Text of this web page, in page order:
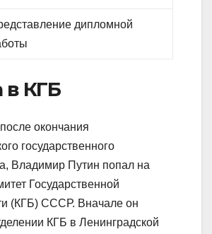
дипломной
в КГБ
окончания
государственного
Владимир Путин попал на
Государственной
(КГБ) СССР. Вначале он
КГБ в Ленинградской